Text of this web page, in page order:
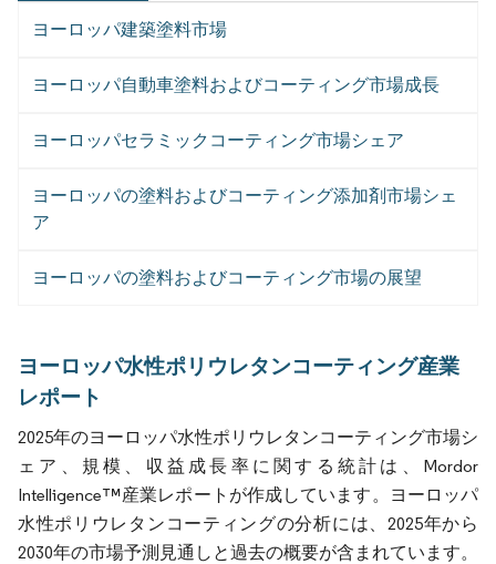
ヨーロッパ建築塗料市場
ヨーロッパ自動車塗料およびコーティング市場成長
ヨーロッパセラミックコーティング市場シェア
ヨーロッパの塗料およびコーティング添加剤市場シェ
ア
ヨーロッパの塗料およびコーティング市場の展望
ヨーロッパ水性ポリウレタンコーティング産業
レポート
2025年のヨーロッパ水性ポリウレタンコーティング市場シ
ェア、規模、収益成長率に関する統計は、Mordor
Intelligence™産業レポートが作成しています。ヨーロッパ
水性ポリウレタンコーティングの分析には、2025年から
2030年の市場予測見通しと過去の概要が含まれています。